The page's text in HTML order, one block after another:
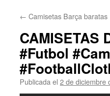
contenido
← Camisetas Barça baratas
CAMISETAS
#Futbol
Publicada el 2 de diciembre